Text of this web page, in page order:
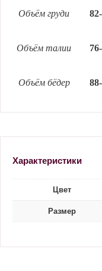
Объём груди
Объём талии
Объём бёдер
Характеристики
Цвет
Размер